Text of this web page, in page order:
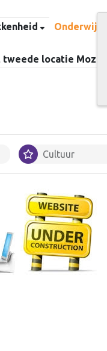
Onderwijs
locatie
Cultuur